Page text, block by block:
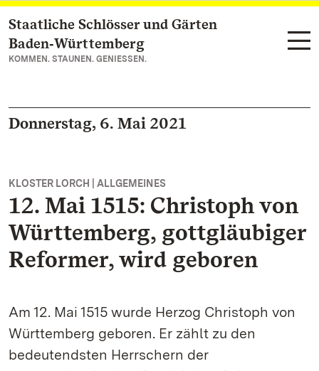
Zum Hauptinhalt springen
Staatliche Schlösser und Gärten
Baden‑Württemberg
KOMMEN. STAUNEN. GENIESSEN.
Donnerstag, 6. Mai 2021
KLOSTER LORCH | ALLGEMEINES
12. Mai 1515: Christoph von
Württemberg, gottgläubiger
Reformer, wird geboren
Am 12. Mai 1515 wurde Herzog Christoph von
Württemberg geboren. Er zählt zu den
bedeutendsten Herrschern der